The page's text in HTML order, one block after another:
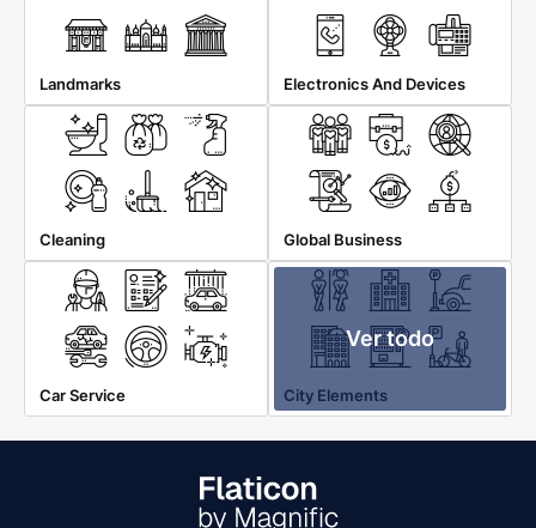
Landmarks Electronics And Devices
Cleaning Global Business
Car Service
Ver todo
City Elements